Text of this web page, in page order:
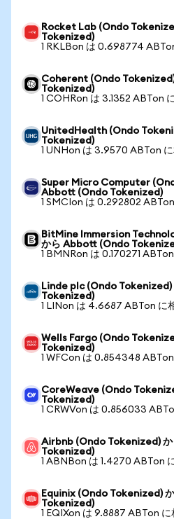
Rocket Lab (Ondo
Tokenized)
1 RKLBon は 0.698774
Coherent (Ondo
Tokenized)
1 COHRon は 3.1352 ABTon
UnitedHealth (Ondo
Tokenized)
1 UNHon は 3.9570 ABTon に
Super Micro Computer
Abbott (Ondo Tokenized)
1 SMCIon は 0.292802
BitMine Immersion
から Abbott (Ondo
1 BMNRon は 0.170271
Linde plc (Ondo
Tokenized)
1 LINon は 4.6687 ABTon に
Wells Fargo (Ondo
Tokenized)
1 WFCon は 0.854348 ABTon
CoreWeave (Ondo
Tokenized)
1 CRWVon は 0.856033
Airbnb (Ondo Tokenized)
Tokenized)
1 ABNBon は 1.4270 ABTon
Equinix (Ondo Tokenized)
Tokenized)
1 EQIXon は 9.8887 ABTon に